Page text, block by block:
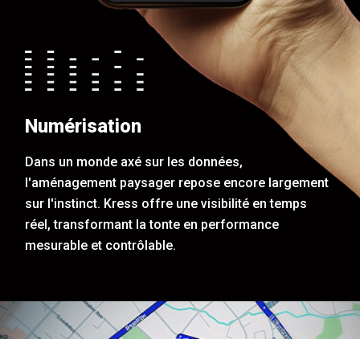
Numérisation
Dans un monde axé sur les données,
l'aménagement paysager repose encore largement
sur l'instinct. Kress offre une visibilité en temps
réel, transformant la tonte en performance
mesurable et contrôlable.